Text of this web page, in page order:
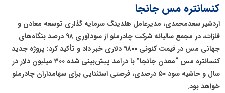
کنسانتره مس جانجا
اردشیر سعدمحمدی، مدیرعامل هلدینگ سرمایه گذاری توسعه معادن و
فلزات، در مجمع سالیانه شرکت چادرملو از سودآوری ۹۸ درصد بنگاه‌های
جهانی مس در قیمت کنونی ۹۸۰۰ دلاری خبر داد و تأکید کرد: پروژه جدید
کنسانتره مس “معدن جانجا” با درآمد پیش‌بینی شده ۳۰۰ میلیون دلار در
سال و حاشیه سود ۵۰ درصدی، فرصتی استثنایی برای سهامداران چادرملو
خواهد بود.